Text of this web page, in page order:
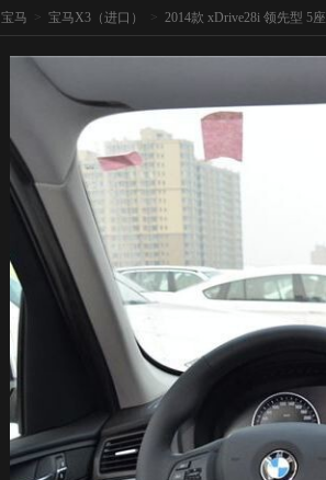
宝马 > 宝马X3（进口） > 2014款 xDrive28i 领先型 5座